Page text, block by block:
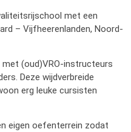
met een
– Vijfheerenlanden, Noord-
(oud)VRO-instructeurs
Deze wijdverbreide
erg leuke cursisten
eigen oefenterrein zodat